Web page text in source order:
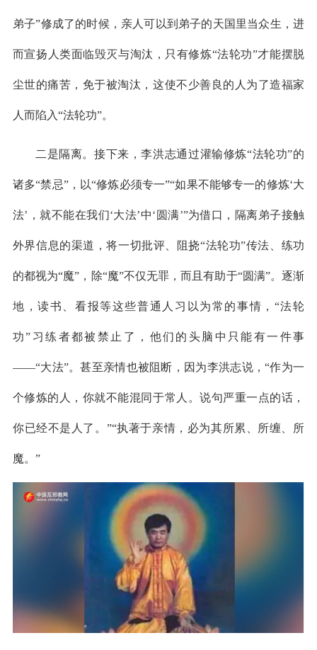
弟子”修成了的时候，亲人可以到弟子的天国里当众生，进
而宣扬人类面临毁灭与淘汰，只有修炼“法轮功”才能摆脱
尘世的痛苦，免于被淘汰，这使不少善良的人为了造福家
人而陷入“法轮功”。
二是隔离。接下来，李洪志通过灌输修炼“法轮功”的
诸多“禁忌”，以“修炼必须专一”“如果不能够专一的修炼‘大
法’，就不能在我们‘大法’中‘圆满’”为借口，隔离弟子接触
外界信息的渠道，将一切批评、阻挠“法轮功”传法、练功
的都视为“魔”，除“魔”不仅无罪，而且有助于“圆满”。逐渐
地，读书、看报等这些普通人习以为常的事情，“法轮
功”习练者都被禁止了，他们的头脑中只能有一件事
——“大法”。甚至亲情也被阻断，因为李洪志说，“作为一
个修炼的人，你就不能混同于常人。说句严重一点的话，
你已经不是人了。”“执著于亲情，必为其所累、所缠、所
魔。”